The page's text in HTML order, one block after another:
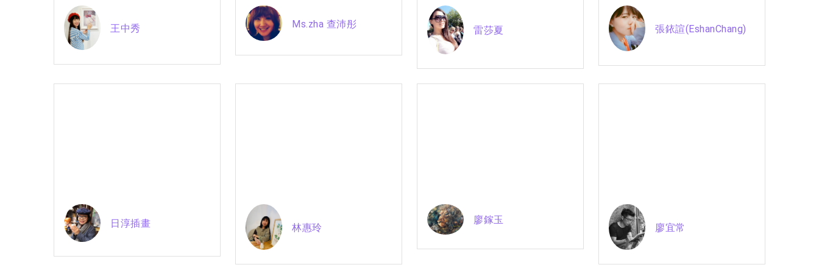
王中秀 Ms.zha 查沛彤
雷莎夏 張銥諠(EshanChang)
日淳插畫 林惠玲
廖鎵玉
廖宜常